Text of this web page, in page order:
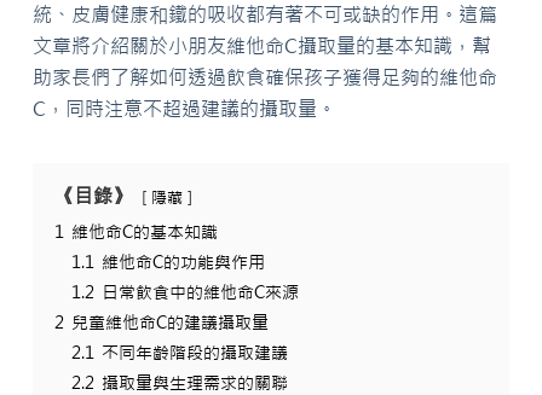
統、皮膚健康和鐵的吸收都有著不可或缺的作用。這篇
文章將介紹關於小朋友維他命C攝取量的基本知識，幫
助家長們了解如何透過飲食確保孩子獲得足夠的維他命
C，同時注意不超過建議的攝取量。
《目錄》 隱藏
1 維他命C的基本知識
1.1 維他命C的功能與作用
1.2 日常飲食中的維他命C來源
2 兒童維他命C的建議攝取量
2.1 不同年齡階段的攝取建議
2.2 攝取量與生理需求的關聯